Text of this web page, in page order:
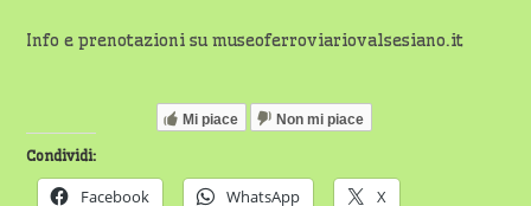
Info e prenotazioni su museoferroviariovalsesiano.it
Mi piace Non mi piace
Condividi:
Facebook WhatsApp X